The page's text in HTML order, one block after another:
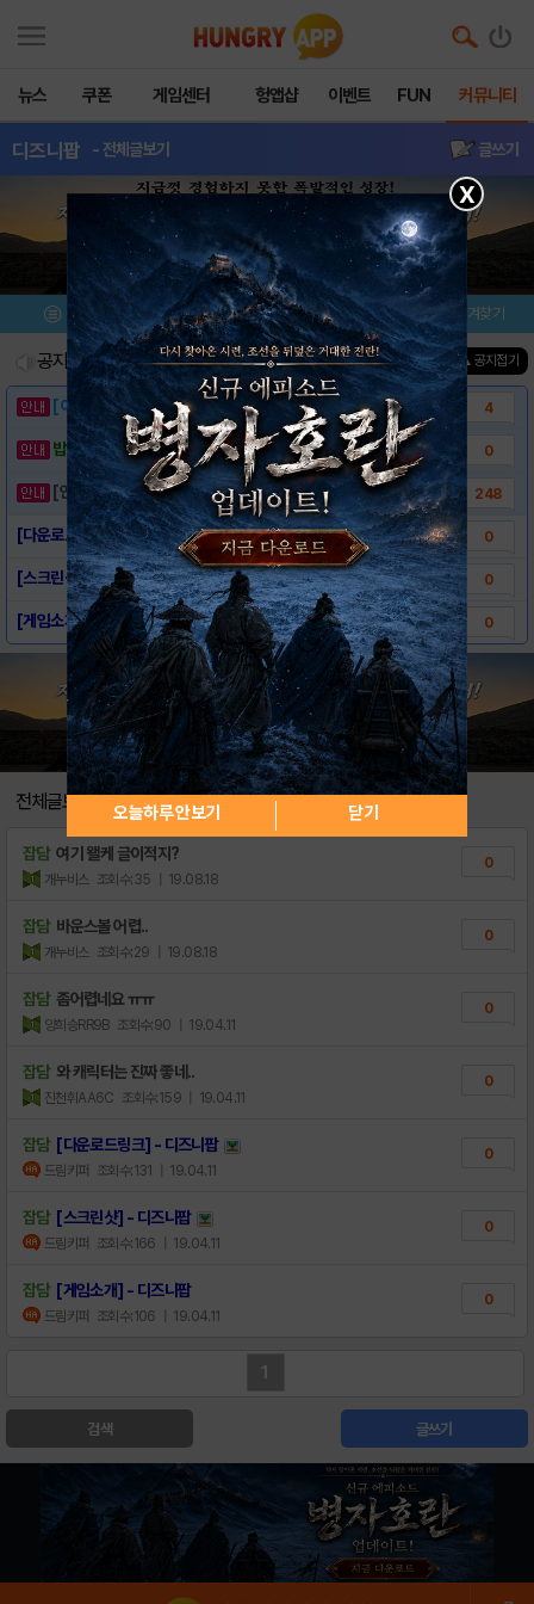
뉴스 쿠폰 게임센터 헝앱샵 이벤트 FUN 커뮤니티
디즈니팝 - 전체글보기 글쓰기
메뉴 이벤트/미션 설치/평가 즐겨찾기
공지사항 진행중인 이벤트0건 ▲ 공지접기
[이벤트] 웃음으로 매일매일 해피! 유머 게시.. 4
밥알이의 헝앱통신 ⑲ “밥알이, 드디어 멀티를.. 0
[안내] 헝그리앱 필수 상식! 밥알 획득 안내.. 248
[다운로드링크] - 디즈니팝 0
[스크린샷] - 디즈니팝 0
[게임소개] - 디즈니팝 0
전체글보기
잡담 여기 왤케 글이적지?
개누비스 조회수:35 | 19.08.18
0
잡담 바운스볼 어렵..
개누비스 조회수:29 | 19.08.18
0
잡담 좀어렵네요 ㅠㅠ
양희승RR9B 조회수:90 | 19.04.11
0
잡담 와 캐릭터는 진짜 좋네..
진천휘AA6C 조회수:159 | 19.04.11
0
잡담 [다운로드링크] - 디즈니팝
드림키퍼 조회수:131 | 19.04.11
0
잡담 [스크린샷] - 디즈니팝
드림키퍼 조회수:166 | 19.04.11
0
잡담 [게임소개] - 디즈니팝
드림키퍼 조회수:106 | 19.04.11
0
1
검색 글쓰기
X
오늘하루 안보기 닫기